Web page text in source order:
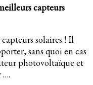
capteurs
solaires ! Il
sans quoi en cas
photovoltaïque et
….